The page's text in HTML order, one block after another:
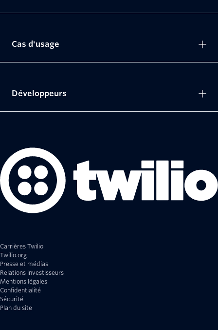
Carrières Twilio
Twilio.org
Presse et médias
Relations investisseurs
Mentions légales
Confidentialité
Sécurité
Plan du site
Cas d'usage
Développeurs